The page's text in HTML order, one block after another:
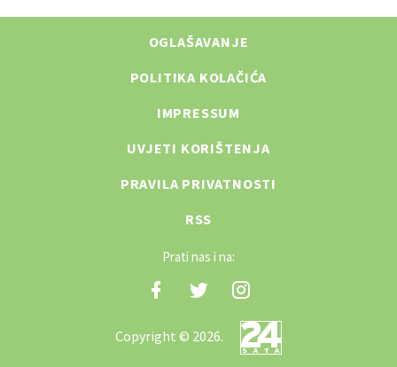
OGLAŠAVANJE
POLITIKA KOLAČIĆA
IMPRESSUM
UVJETI KORIŠTENJA
PRAVILA PRIVATNOSTI
RSS
Prati nas i na:
Copyright © 2026.